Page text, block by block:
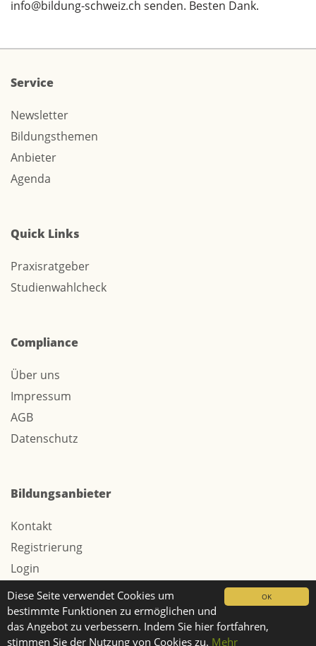
OK
Diese Seite verwendet Cookies um
bestimmte Funktionen zu ermöglichen und
das Angebot zu verbessern. Indem Sie hier fortfahren,
stimmen Sie der Nutzung von Cookies zu. Mehr
info@bildung-schweiz.ch senden. Besten Dank.
Service
Newsletter
Bildungsthemen
Anbieter
Agenda
Quick Links
Praxisratgeber
Studienwahlcheck
Compliance
Über uns
Impressum
AGB
Datenschutz
Bildungsanbieter
Kontakt
Registrierung
Login
Werbung / Tarife